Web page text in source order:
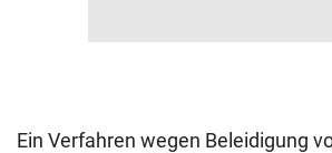
Ein Verfahren wegen Beleidigung